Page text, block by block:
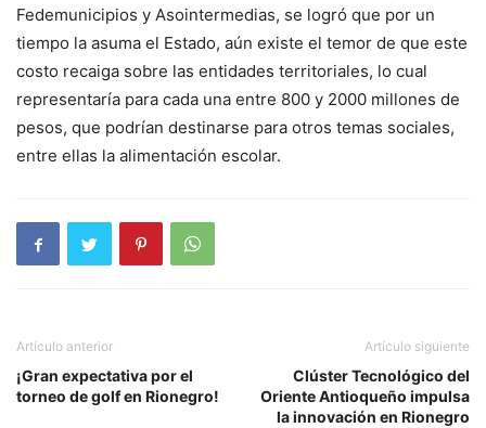
Fedemunicipios y Asointermedias, se logró que por un
tiempo la asuma el Estado, aún existe el temor de que este
costo recaiga sobre las entidades territoriales, lo cual
representaría para cada una entre 800 y 2000 millones de
pesos, que podrían destinarse para otros temas sociales,
entre ellas la alimentación escolar.
Artículo anterior
¡Gran expectativa por el
torneo de golf en Rionegro!
Artículo siguiente
Clúster Tecnológico del
Oriente Antioqueño impulsa
la innovación en Rionegro